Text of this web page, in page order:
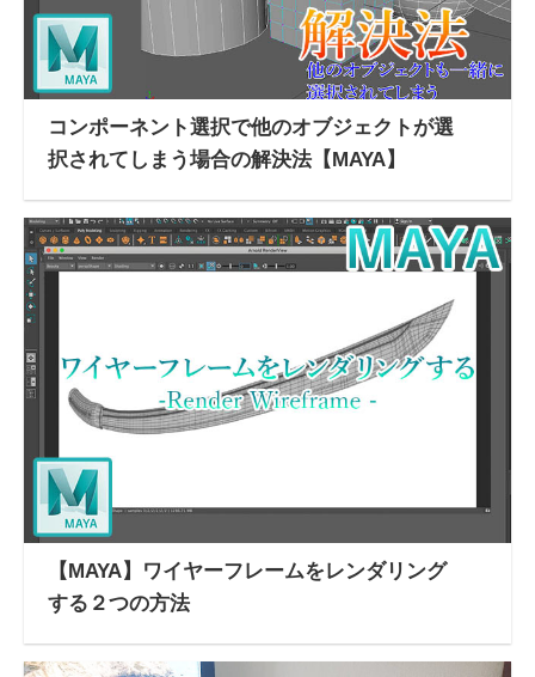
コンポーネント選択で他のオブジェクトが選
択されてしまう場合の解決法【MAYA】
【MAYA】ワイヤーフレームをレンダリング
する２つの方法